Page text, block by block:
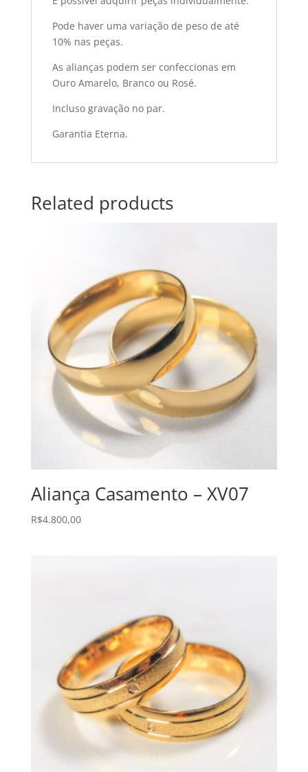
Pode haver uma variação de peso de até
10% nas peças.
As alianças podem ser confeccionas em
Ouro Amarelo, Branco ou Rosé.
Incluso gravação no par.
Garantia Eterna.
Related products
Aliança Casamento – XV07
R$4.800,00